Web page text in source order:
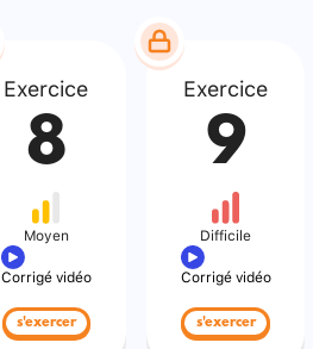
Exercice
8
Moyen
Corrigé vidéo
s'exercer
Exercice
9
Difficile
Corrigé vidéo
s'exercer